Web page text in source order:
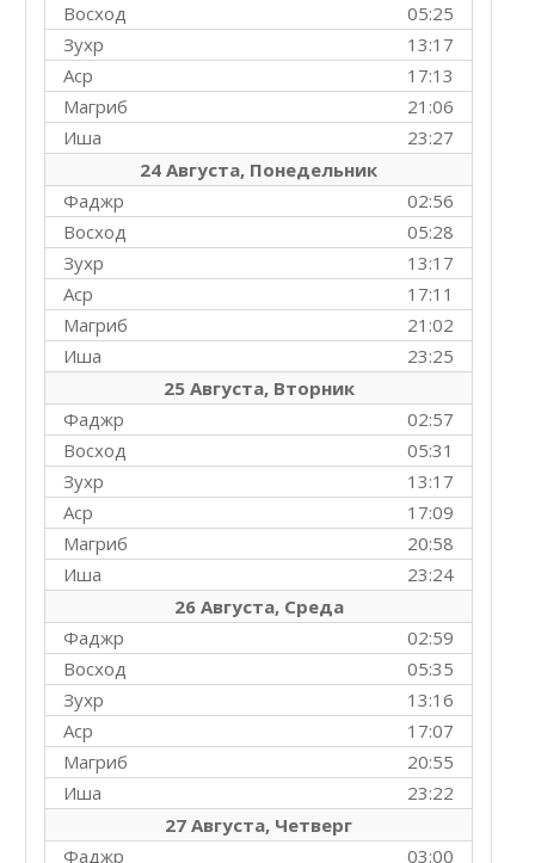
05:25
Восход
13:17
Зухр
17:13
Аср
21:06
Магриб
23:27
Иша
24 Августа, Понедельник
02:56
Фаджр
05:28
Восход
13:17
Зухр
17:11
Аср
21:02
Магриб
23:25
Иша
25 Августа, Вторник
02:57
Фаджр
05:31
Восход
13:17
Зухр
17:09
Аср
20:58
Магриб
23:24
Иша
26 Августа, Среда
02:59
Фаджр
05:35
Восход
13:16
Зухр
17:07
Аср
20:55
Магриб
23:22
Иша
27 Августа, Четверг
03:00
Фаджр